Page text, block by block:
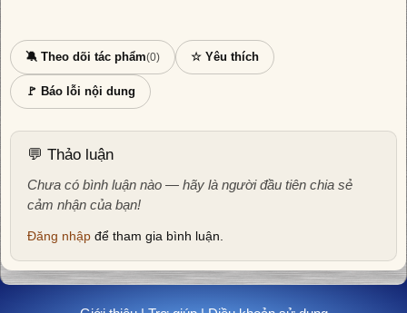
🔕 Theo dõi tác phẩm(0) ☆ Yêu thích
🚩 Báo lỗi nội dung
💬 Thảo luận
Chưa có bình luận nào — hãy là người đầu tiên chia sẻ
cảm nhận của bạn!
Đăng nhập để tham gia bình luận.